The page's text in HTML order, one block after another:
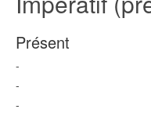
Présent
-
-
-